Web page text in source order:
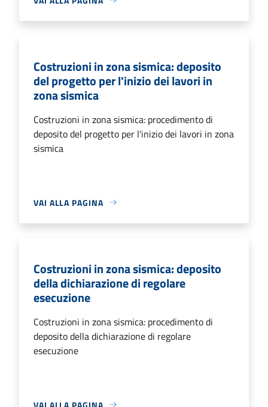
Costruzioni in zona sismica: deposito
del progetto per l'inizio dei lavori in
zona sismica
Costruzioni in zona sismica: procedimento di
deposito del progetto per l'inizio dei lavori in zona
sismica
VAI ALLA PAGINA
Costruzioni in zona sismica: deposito
della dichiarazione di regolare
esecuzione
Costruzioni in zona sismica: procedimento di
deposito della dichiarazione di regolare
esecuzione